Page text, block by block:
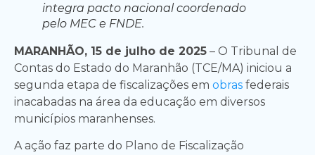
integra pacto nacional coordenado
pelo MEC e FNDE.
MARANHÃO, 15 de julho de 2025 – O Tribunal de
Contas do Estado do Maranhão (TCE/MA) iniciou a
segunda etapa de fiscalizações em obras federais
inacabadas na área da educação em diversos
municípios maranhenses.
A ação faz parte do Plano de Fiscalização